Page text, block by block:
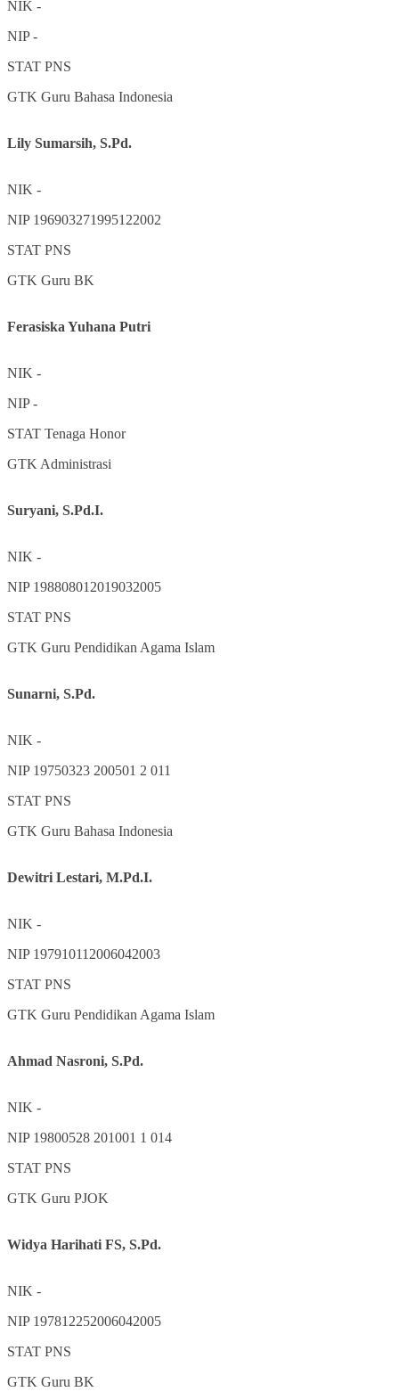
NIK -
NIP-
STAT PNS
GTK Guru Bahasa Indonesia
Lily Sumarsih, S.Pd.
NIK -
NIP 196903271995122002
STAT PNS
GTK Guru BK
Ferasiska Yuhana Putri
NIK -
NIP-
STAT Tenaga Honor
GTK Administrasi
Suryani, S.Pd.I.
NIK -
NIP 198808012019032005
STAT PNS
GTK Guru Pendidikan Agama Islam
Sunarni, S.Pd.
NIK -
NIP 19750323 200501 2 011
STAT PNS
GTK Guru Bahasa Indonesia
Dewitri Lestari, M.Pd.I.
NIK -
NIP 197910112006042003
STAT PNS
GTK Guru Pendidikan Agama Islam
Ahmad Nasroni, S.Pd.
NIK -
NIP 19800528 201001 1 014
STAT PNS
GTK Guru PJOK
Widya Harihati FS, S.Pd.
NIK -
NIP 197812252006042005
STAT PNS
GTK Guru BK